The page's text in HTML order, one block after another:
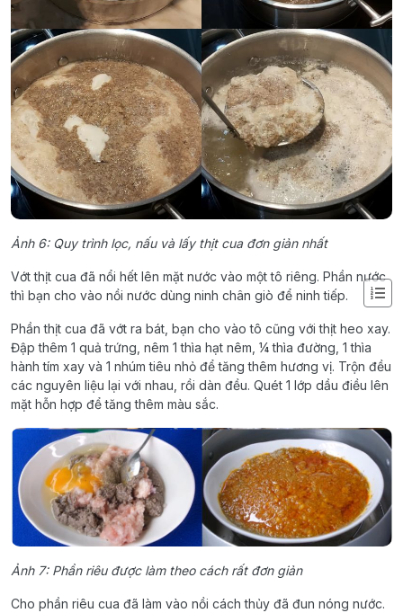
Ảnh 6: Quy trình lọc, nấu và lấy thịt cua đơn giản nhất
Vớt thịt cua đã nổi hết lên mặt nước vào một tô riêng. Phần nước
thì bạn cho vào nồi nước dùng ninh chân giò để ninh tiếp.
Phần thịt cua đã vớt ra bát, bạn cho vào tô cũng với thịt heo xay.
Đập thêm 1 quả trứng, nêm 1 thìa hạt nêm, ¼ thìa đường, 1 thìa
hành tím xay và 1 nhúm tiêu nhỏ để tăng thêm hương vị. Trộn đều
các nguyên liệu lại với nhau, rồi dàn đều. Quét 1 lớp dầu điều lên
mặt hỗn hợp để tăng thêm màu sắc.
Ảnh 7: Phần riêu được làm theo cách rất đơn giản
Cho phần riêu cua đã làm vào nồi cách thủy đã đun nóng nước.